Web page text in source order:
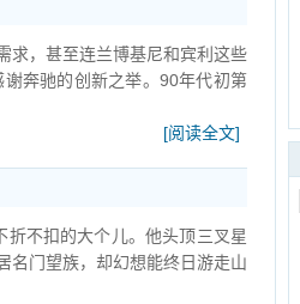
求，甚至连兰博基尼和宾利这些
奔驰的创新之举。90年代初第
[阅读全文]
不扣的大个儿。他头顶三叉星
名门望族，却幻想能终日游走山